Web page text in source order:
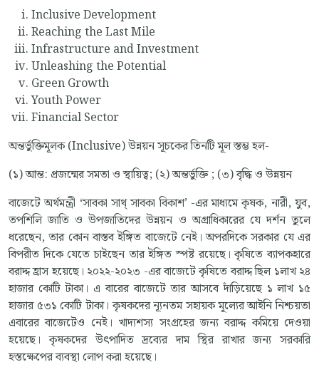
Inclusive Development
Reaching the Last Mile
Infrastructure and Investment
Unleashing the Potential
Green Growth
Youth Power
Financial Sector
অন্তর্ভুক্তিমূলক (Inclusive) উন্নয়ন সূচকের তিনটি মূল স্তম্ভ হল-
(১) আন্ত: প্রজন্মের সমতা ও স্থায়িত্ব; (২) অন্তর্ভুক্তি ; (৩) বৃদ্ধি ও উন্নয়ন
বাজেটে অর্থমন্ত্রী ‘সাবকা সাথ্ সাবকা বিকাশ’ -এর মাধ্যমে কৃষক, নারী, যুব,
তপশিলি জাতি ও উপজাতিদের উন্নয়ন ও অগ্রাধিকারের যে দর্শন তুলে
ধরেছেন, তার কোন বাস্তব ইঙ্গিত বাজেটে নেই। অপরদিকে সরকার যে এর
বিপরীত দিকে যেতে চাইছেন তার ইঙ্গিত স্পষ্ট রয়েছে। কৃষিতে ব্যাপকহারে
বরাদ্দ হ্রাস হয়েছে। ২০২২-২০২৩ -এর বাজেটে কৃষিতে বরাদ্দ ছিল ১লাখ ২৪
হাজার কোটি টাকা। এ বারের বাজেটে তার আসবে দাঁড়িয়েছে ১ লাখ ১৫
হাজার ৫৩১ কোটি টাকা। কৃষকদের ন্যূনতম সহায়ক মূল্যের আইনি নিশ্চয়তা
এবারের বাজেটেও নেই। খাদ্যশস্য সংগ্রহের জন্য বরাদ্দ কমিয়ে দেওয়া
হয়েছে। কৃষকদের উৎপাদিত দ্রব্যের দাম স্থির রাখার জন্য সরকারি
হস্তক্ষেপের ব্যবস্থা লোপ করা হয়েছে।